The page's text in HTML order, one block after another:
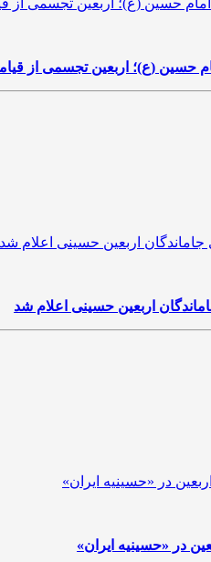
حسین (ع)؛ اربعین تجسمی از
اربعین حسینی اعلام شد
در «حسینیه ایران»